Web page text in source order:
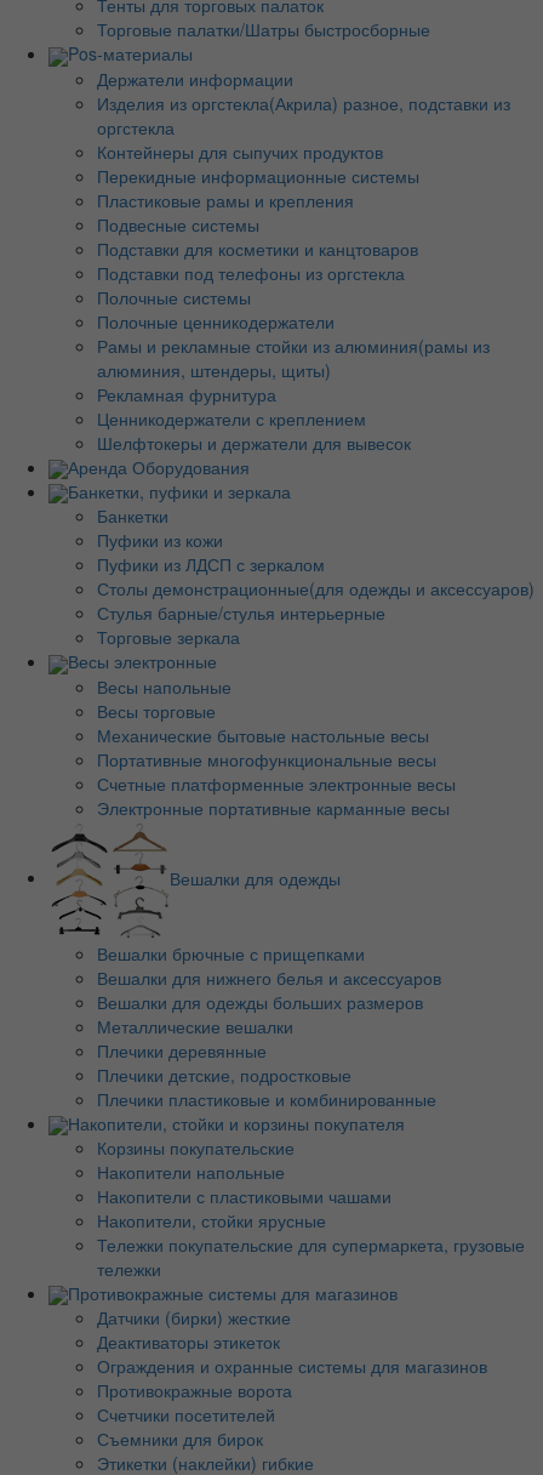
Тенты для торговых палаток
Торговые палатки/Шатры быстросборные
Pos-материалы
Держатели информации
Изделия из оргстекла(Акрила) разное, подставки из
оргстекла
Контейнеры для сыпучих продуктов
Перекидные информационные системы
Пластиковые рамы и крепления
Подвесные системы
Подставки для косметики и канцтоваров
Подставки под телефоны из оргстекла
Полочные системы
Полочные ценникодержатели
Рамы и рекламные стойки из алюминия(рамы из
алюминия, штендеры, щиты)
Рекламная фурнитура
Ценникодержатели с креплением
Шелфтокеры и держатели для вывесок
Аренда Оборудования
Банкетки, пуфики и зеркала
Банкетки
Пуфики из кожи
Пуфики из ЛДСП с зеркалом
Столы демонстрационные(для одежды и аксессуаров)
Стулья барные/стулья интерьерные
Торговые зеркала
Весы электронные
Весы напольные
Весы торговые
Механические бытовые настольные весы
Портативные многофункциональные весы
Счетные платформенные электронные весы
Электронные портативные карманные весы
Вешалки для одежды
Вешалки брючные с прищепками
Вешалки для нижнего белья и аксессуаров
Вешалки для одежды больших размеров
Металлические вешалки
Плечики деревянные
Плечики детские, подростковые
Плечики пластиковые и комбинированные
Накопители, стойки и корзины покупателя
Корзины покупательские
Накопители напольные
Накопители с пластиковыми чашами
Накопители, стойки ярусные
Тележки покупательские для супермаркета, грузовые
тележки
Противокражные системы для магазинов
Датчики (бирки) жесткие
Деактиваторы этикеток
Ограждения и охранные системы для магазинов
Противокражные ворота
Счетчики посетителей
Съемники для бирок
Этикетки (наклейки) гибкие